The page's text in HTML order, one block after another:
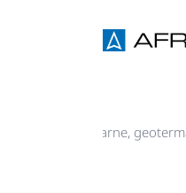
c.o., c.w.u, solarne,